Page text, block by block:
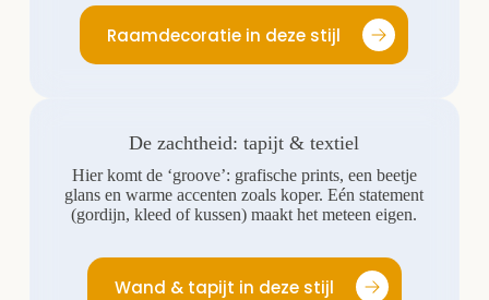
Raamdecoratie in deze stijl
De zachtheid: tapijt & textiel
Hier komt de ‘groove’: grafische prints, een beetje
glans en warme accenten zoals koper. Eén statement
(gordijn, kleed of kussen) maakt het meteen eigen.
Wand & tapijt in deze stijl